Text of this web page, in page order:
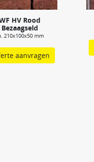
HV Rood
Bezaagseld
210x100x50 mm
aanvragen